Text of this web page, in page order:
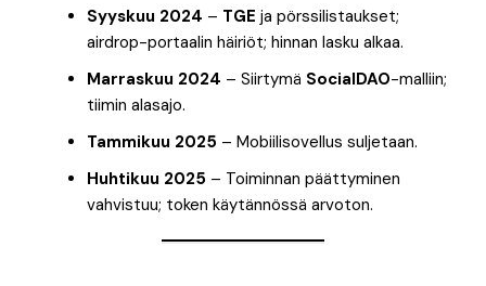
Syyskuu 2024 – TGE ja pörssilistaukset;
airdrop-portaalin häiriöt; hinnan lasku alkaa.
Marraskuu 2024 – Siirtymä SocialDAO-malliin;
tiimin alasajo.
Tammikuu 2025 – Mobiilisovellus suljetaan.
Huhtikuu 2025 – Toiminnan päättyminen
vahvistuu; token käytännössä arvoton.